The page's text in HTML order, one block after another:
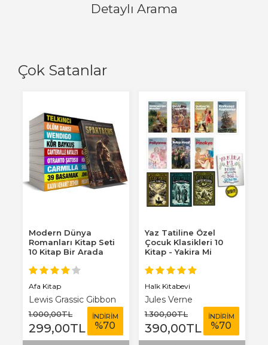
Çok Satanlar
Modern Dünya
Romanları Kitap Seti
10 Kitap Bir Arada
Afa Kitap
Lewis Grassic Gibbon
1.000,00TL
299,00TL
İNDİRİM
%70
Yaz Tatiline Özel
Çocuk Klasikleri 10
Kitap - Yakira Mi
Halk Kitabevi
Jules Verne
1.300,00TL
390,00TL
İNDİRİM
%70
Detaylı Arama